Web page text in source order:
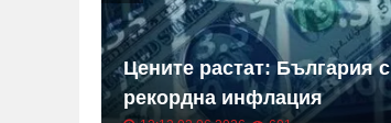
Цените растат: България с
рекордна инфлация